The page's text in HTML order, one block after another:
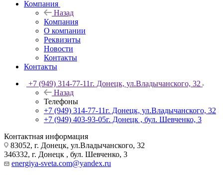
Компания
Назад
Компания
О компании
Реквизиты
Новости
Контакты
Контакты
+7 (949) 314-77-11г. Донецк, ул.Владычанского, 32
Назад
Телефоны
+7 (949) 314-77-11г. Донецк, ул.Владычанского, 32
+7 (949) 403-93-05г. Донецк , бул. Шевченко, 3
Контактная информация
83052, г. Донецк, ул.Владычанского, 32
346332, г. Донецк , бул. Шевченко, 3
energiya-sveta.com@yandex.ru